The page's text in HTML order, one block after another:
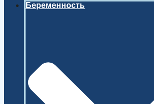
Беременность